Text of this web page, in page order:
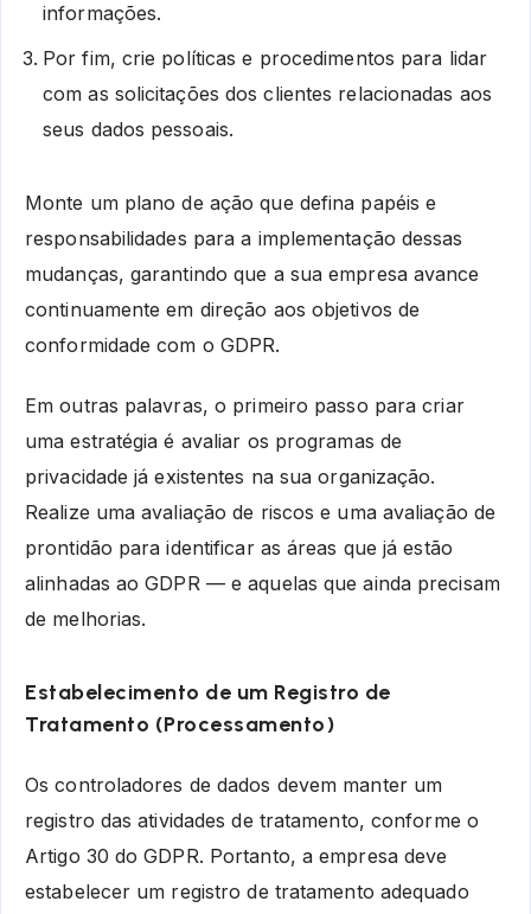
informações.
Por fim, crie políticas e procedimentos para lidar
com as solicitações dos clientes relacionadas aos
seus dados pessoais.
Monte um plano de ação que defina papéis e
responsabilidades para a implementação dessas
mudanças, garantindo que a sua empresa avance
continuamente em direção aos objetivos de
conformidade com o GDPR.
Em outras palavras, o primeiro passo para criar
uma estratégia é avaliar os programas de
privacidade já existentes na sua organização.
Realize uma avaliação de riscos e uma avaliação de
prontidão para identificar as áreas que já estão
alinhadas ao GDPR — e aquelas que ainda precisam
de melhorias.
Estabelecimento de um Registro de
Tratamento (Processamento)
Os controladores de dados devem manter um
registro das atividades de tratamento, conforme o
Artigo 30 do GDPR. Portanto, a empresa deve
estabelecer um registro de tratamento adequado